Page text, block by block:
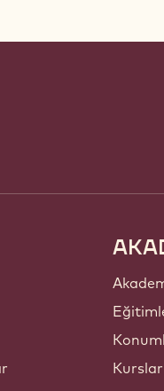
Kurslar